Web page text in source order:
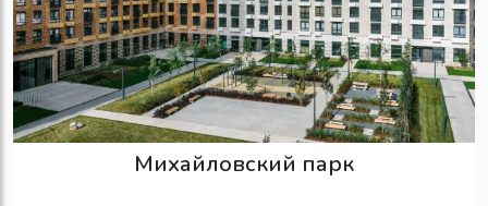
Михайловский парк